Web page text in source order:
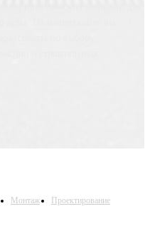
Монтаж
Проектирование